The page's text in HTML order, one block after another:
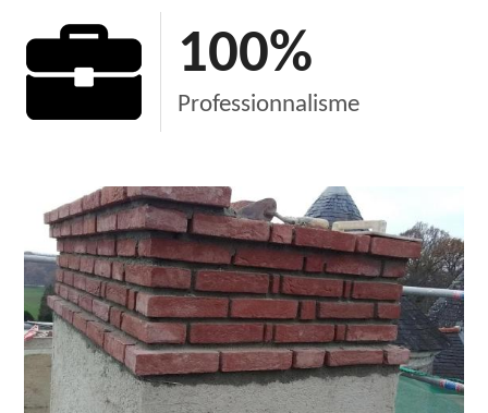
100%
Professionnalisme